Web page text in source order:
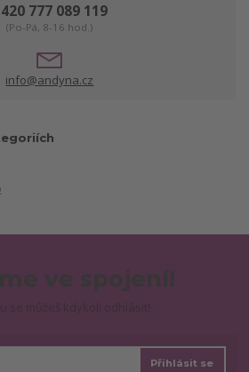
777 089 119
(Po-Pá, 8-16 hod.)
info@andyna.cz
Přihlásit se